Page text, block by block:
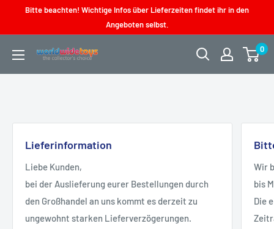
Bitte beachten! Wichtige Infos über Lieferzeiten findet ihr in den
Angeboten selbst.
worldwidetoys
0
Lieferinformation
Liebe Kunden,
bei der Auslieferung eurer Bestellungen durch
den Großhandel an uns kommt es derzeit zu
ungewohnt starken Lieferverzögerungen.
Wir
bis
Die